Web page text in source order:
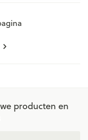
pagina
producten en